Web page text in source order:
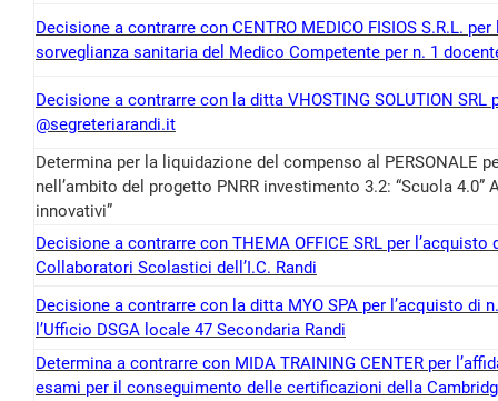
Decisione a contrarre con CENTRO MEDICO FISIOS S.R.L.
sorveglianza sanitaria del Medico Competente per n. 1
Decisione a contrarre con la ditta VHOSTING SOLUTION
@segreteriarandi.it
Determina per la liquidazione del compenso al PERSONALE
nell’ambito del progetto PNRR investimento 3.2: “Scuola 4.0”
innovativi”
Decisione a contrarre con THEMA OFFICE SRL per
Collaboratori Scolastici dell’I.C. Randi
Decisione a contrarre con la ditta MYO SPA per l’acquisto di
l’Ufficio DSGA locale 47 Secondaria Randi
Determina a contrarre con MIDA TRAINING CENTER per
esami per il conseguimento delle certificazioni della